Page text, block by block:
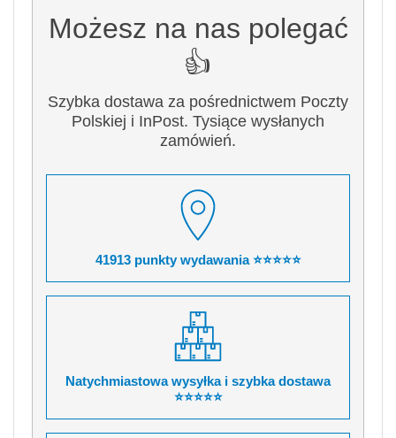
Możesz na nas polegać
👍
Szybka dostawa za pośrednictwem Poczty
Polskiej i InPost. Tysiące wysłanych
zamówień.
41913 punkty wydawania ⭐⭐⭐⭐⭐
Natychmiastowa wysyłka i szybka dostawa
⭐⭐⭐⭐⭐